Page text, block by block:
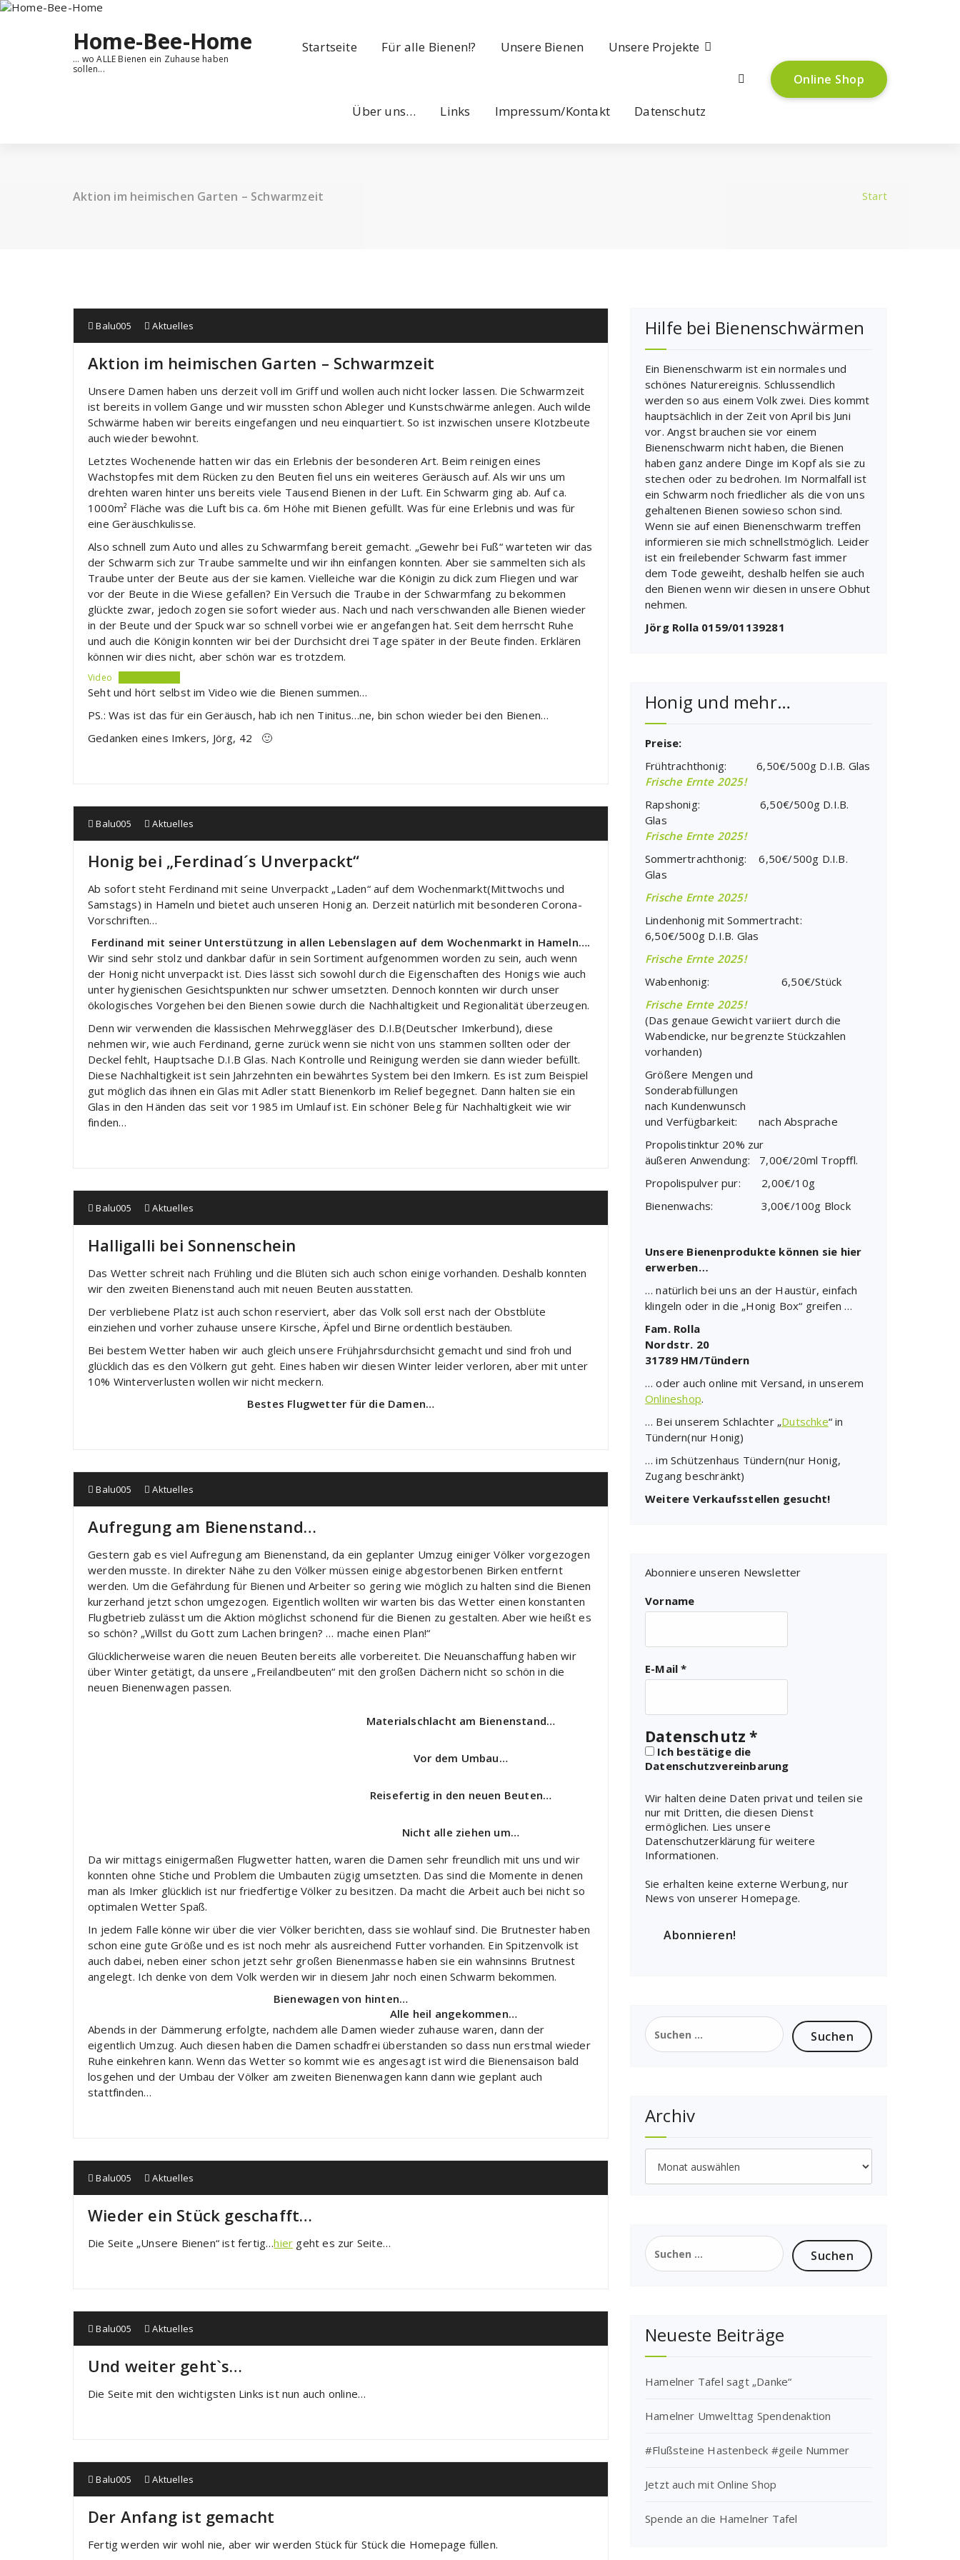
Zum
Home-Bee-Home
... wo ALLE Bienen ein Zuhause haben
sollen...
Startseite Für alle Bienen!? Unsere Bienen Unsere Projekte
Über uns… Links Impressum/Kontakt Datenschutz
Online Shop
Aktion im heimischen Garten – Schwarmzeit Start
Balu005 Aktuelles
Aktion im heimischen Garten – Schwarmzeit
Unsere Damen haben uns derzeit voll im Griff und wollen auch nicht locker lassen. Die Schwarmzeit
ist bereits in vollem Gange und wir mussten schon Ableger und Kunstschwärme anlegen. Auch wilde
Schwärme haben wir bereits eingefangen und neu einquartiert. So ist inzwischen unsere Klotzbeute
auch wieder bewohnt.
Letztes Wochenende hatten wir das ein Erlebnis der besonderen Art. Beim reinigen eines
Wachstopfes mit dem Rücken zu den Beuten fiel uns ein weiteres Geräusch auf. Als wir uns um
drehten waren hinter uns bereits viele Tausend Bienen in der Luft. Ein Schwarm ging ab. Auf ca.
1000m² Fläche was die Luft bis ca. 6m Höhe mit Bienen gefüllt. Was für eine Erlebnis und was für
eine Geräuschkulisse.
Also schnell zum Auto und alles zu Schwarmfang bereit gemacht. „Gewehr bei Fuß“ warteten wir das
der Schwarm sich zur Traube sammelte und wir ihn einfangen konnten. Aber sie sammelten sich als
Traube unter der Beute aus der sie kamen. Vielleiche war die Königin zu dick zum Fliegen und war
vor der Beute in die Wiese gefallen? Ein Versuch die Traube in der Schwarmfang zu bekommen
glückte zwar, jedoch zogen sie sofort wieder aus. Nach und nach verschwanden alle Bienen wieder
in der Beute und der Spuck war so schnell vorbei wie er angefangen hat. Seit dem herrscht Ruhe
und auch die Königin konnten wir bei der Durchsicht drei Tage später in der Beute finden. Erklären
können wir dies nicht, aber schön war es trotzdem.
Video
Seht und hört selbst im Video wie die Bienen summen…
PS.: Was ist das für ein Geräusch, hab ich nen Tinitus…ne, bin schon wieder bei den Bienen…
Gedanken eines Imkers, Jörg, 42 🙂
Balu005 Aktuelles
Honig bei „Ferdinad´s Unverpackt“
Ab sofort steht Ferdinand mit seine Unverpackt „Laden“ auf dem Wochenmarkt(Mittwochs und
Samstags) in Hameln und bietet auch unseren Honig an. Derzeit natürlich mit besonderen Corona-
Vorschriften…
Ferdinand mit seiner Unterstützung in allen Lebenslagen auf dem Wochenmarkt in Hameln….
Wir sind sehr stolz und dankbar dafür in sein Sortiment aufgenommen worden zu sein, auch wenn
der Honig nicht unverpackt ist. Dies lässt sich sowohl durch die Eigenschaften des Honigs wie auch
unter hygienischen Gesichtspunkten nur schwer umsetzten. Dennoch konnten wir durch unser
ökologisches Vorgehen bei den Bienen sowie durch die Nachhaltigkeit und Regionalität überzeugen.
Denn wir verwenden die klassischen Mehrweggläser des D.I.B(Deutscher Imkerbund), diese
nehmen wir, wie auch Ferdinand, gerne zurück wenn sie nicht von uns stammen sollten oder der
Deckel fehlt, Hauptsache D.I.B Glas. Nach Kontrolle und Reinigung werden sie dann wieder befüllt.
Diese Nachhaltigkeit ist sein Jahrzehnten ein bewährtes System bei den Imkern. Es ist zum Beispiel
gut möglich das ihnen ein Glas mit Adler statt Bienenkorb im Relief begegnet. Dann halten sie ein
Glas in den Händen das seit vor 1985 im Umlauf ist. Ein schöner Beleg für Nachhaltigkeit wie wir
finden…
Balu005 Aktuelles
Halligalli bei Sonnenschein
Das Wetter schreit nach Frühling und die Blüten sich auch schon einige vorhanden. Deshalb konnten
wir den zweiten Bienenstand auch mit neuen Beuten ausstatten.
Der verbliebene Platz ist auch schon reserviert, aber das Volk soll erst nach der Obstblüte
einziehen und vorher zuhause unsere Kirsche, Äpfel und Birne ordentlich bestäuben.
Bei bestem Wetter haben wir auch gleich unsere Frühjahrsdurchsicht gemacht und sind froh und
glücklich das es den Völkern gut geht. Eines haben wir diesen Winter leider verloren, aber mit unter
10% Winterverlusten wollen wir nicht meckern.
Bestes Flugwetter für die Damen…
Balu005 Aktuelles
Aufregung am Bienenstand…
Gestern gab es viel Aufregung am Bienenstand, da ein geplanter Umzug einiger Völker vorgezogen
werden musste. In direkter Nähe zu den Völker müssen einige abgestorbenen Birken entfernt
werden. Um die Gefährdung für Bienen und Arbeiter so gering wie möglich zu halten sind die Bienen
kurzerhand jetzt schon umgezogen. Eigentlich wollten wir warten bis das Wetter einen konstanten
Flugbetrieb zulässt um die Aktion möglichst schonend für die Bienen zu gestalten. Aber wie heißt es
so schön? „Willst du Gott zum Lachen bringen? … mache einen Plan!“
Glücklicherweise waren die neuen Beuten bereits alle vorbereitet. Die Neuanschaffung haben wir
über Winter getätigt, da unsere „Freilandbeuten“ mit den großen Dächern nicht so schön in die
neuen Bienenwagen passen.
Materialschlacht am Bienenstand…
Vor dem Umbau…
Reisefertig in den neuen Beuten…
Nicht alle ziehen um…
Da wir mittags einigermaßen Flugwetter hatten, waren die Damen sehr freundlich mit uns und wir
konnten ohne Stiche und Problem die Umbauten zügig umsetzten. Das sind die Momente in denen
man als Imker glücklich ist nur friedfertige Völker zu besitzen. Da macht die Arbeit auch bei nicht so
optimalen Wetter Spaß.
In jedem Falle könne wir über die vier Völker berichten, dass sie wohlauf sind. Die Brutnester haben
schon eine gute Größe und es ist noch mehr als ausreichend Futter vorhanden. Ein Spitzenvolk ist
auch dabei, neben einer schon jetzt sehr großen Bienenmasse haben sie ein wahnsinns Brutnest
angelegt. Ich denke von dem Volk werden wir in diesem Jahr noch einen Schwarm bekommen.
Bienewagen von hinten…
Alle heil angekommen…
Abends in der Dämmerung erfolgte, nachdem alle Damen wieder zuhause waren, dann der
eigentlich Umzug. Auch diesen haben die Damen schadfrei überstanden so dass nun erstmal wieder
Ruhe einkehren kann. Wenn das Wetter so kommt wie es angesagt ist wird die Bienensaison bald
losgehen und der Umbau der Völker am zweiten Bienenwagen kann dann wie geplant auch
stattfinden…
Balu005 Aktuelles
Wieder ein Stück geschafft…
Die Seite „Unsere Bienen“ ist fertig…hier geht es zur Seite…
Balu005 Aktuelles
Und weiter geht`s…
Die Seite mit den wichtigsten Links ist nun auch online…
Balu005 Aktuelles
Der Anfang ist gemacht
Fertig werden wir wohl nie, aber wir werden Stück für Stück die Homepage füllen.
Hilfe bei Bienenschwärmen
Ein Bienenschwarm ist ein normales und
schönes Naturereignis. Schlussendlich
werden so aus einem Volk zwei. Dies kommt
hauptsächlich in der Zeit von April bis Juni
vor. Angst brauchen sie vor einem
Bienenschwarm nicht haben, die Bienen
haben ganz andere Dinge im Kopf als sie zu
stechen oder zu bedrohen. Im Normalfall ist
ein Schwarm noch friedlicher als die von uns
gehaltenen Bienen sowieso schon sind.
Wenn sie auf einen Bienenschwarm treffen
informieren sie mich schnellstmöglich. Leider
ist ein freilebender Schwarm fast immer
dem Tode geweiht, deshalb helfen sie auch
den Bienen wenn wir diesen in unsere Obhut
nehmen.
Jörg Rolla 0159/01139281
Honig und mehr…
Preise:
Frühtrachthonig: 6,50€/500g D.I.B. Glas
Frische Ernte 2025!
Rapshonig: 6,50€/500g D.I.B.
Glas
Frische Ernte 2025!
Sommertrachthonig: 6,50€/500g D.I.B.
Glas
Frische Ernte 2025!
Lindenhonig mit Sommertracht:
6,50€/500g D.I.B. Glas
Frische Ernte 2025!
Wabenhonig: 6,50€/Stück
Frische Ernte 2025!
(Das genaue Gewicht variiert durch die
Wabendicke, nur begrenzte Stückzahlen
vorhanden)
Größere Mengen und
Sonderabfüllungen
nach Kundenwunsch
und Verfügbarkeit: nach Absprache
Propolistinktur 20% zur
äußeren Anwendung: 7,00€/20ml Tropffl.
Propolispulver pur: 2,00€/10g
Bienenwachs: 3,00€/100g Block
Unsere Bienenprodukte können sie hier
erwerben…
… natürlich bei uns an der Haustür, einfach
klingeln oder in die „Honig Box“ greifen …
Fam. Rolla
Nordstr. 20
31789 HM/Tündern
… oder auch online mit Versand, in unserem
Onlineshop.
… Bei unserem Schlachter „Dutschke“ in
Tündern(nur Honig)
… im Schützenhaus Tündern(nur Honig,
Zugang beschränkt)
Weitere Verkaufsstellen gesucht!
Abonniere unseren Newsletter
Vorname
E-Mail*
Datenschutz*
Ich bestätige die
Datenschutzvereinbarung
Wir halten deine Daten privat und teilen sie
nur mit Dritten, die diesen Dienst
ermöglichen. Lies unsere
Datenschutzerklärung für weitere
Informationen.
Sie erhalten keine externe Werbung, nur
News von unserer Homepage.
Suchen
nach:
Archiv
Suchen
nach:
Neueste Beiträge
Hamelner Tafel sagt „Danke“
Hamelner Umwelttag Spendenaktion
#Flußsteine Hastenbeck #geile Nummer
Jetzt auch mit Online Shop
Spende an die Hamelner Tafel